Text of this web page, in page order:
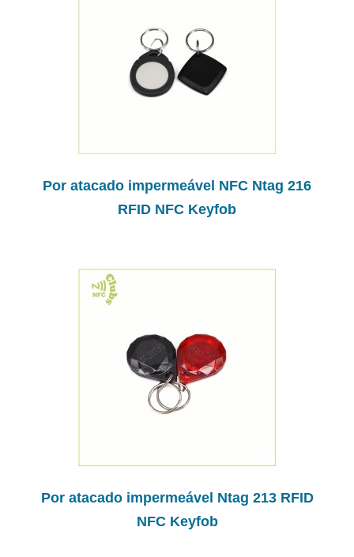
Por atacado impermeável NFC Ntag 216
RFID NFC Keyfob
Por atacado impermeável Ntag 213 RFID
NFC Keyfob